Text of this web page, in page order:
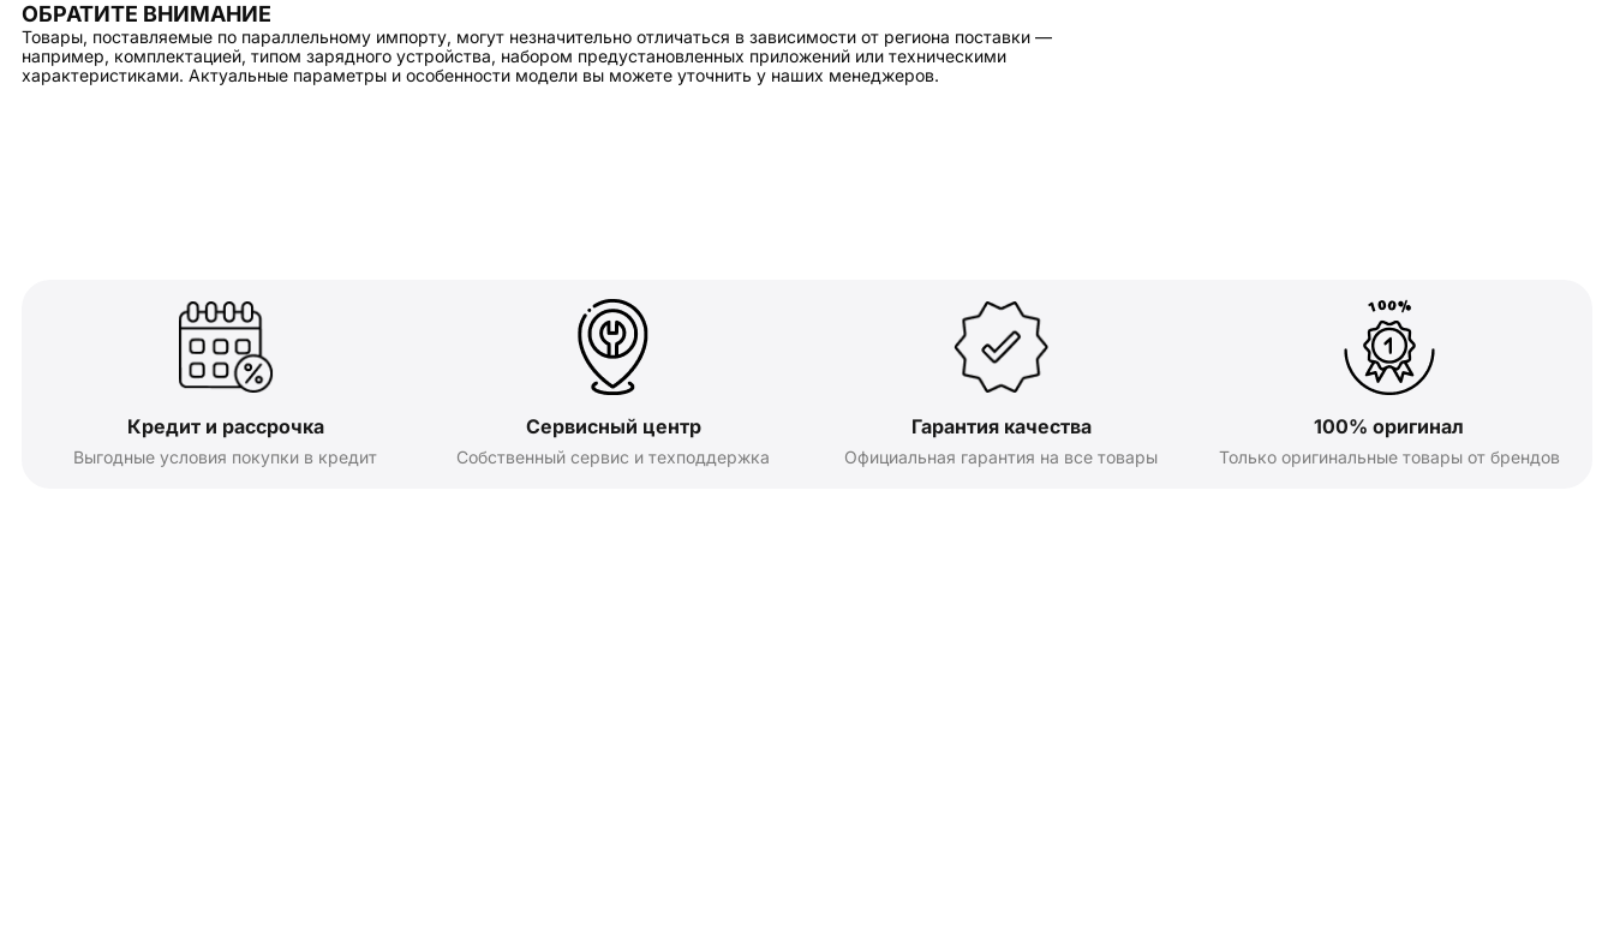
ОБРАТИТЕ ВНИМАНИЕ
Товары, поставляемые по параллельному импорту, могут незначительно отличаться в зависимости от региона поставки —
например, комплектацией, типом зарядного устройства, набором предустановленных приложений или техническими
характеристиками. Актуальные параметры и особенности модели вы можете уточнить у наших менеджеров.
Кредит и рассрочка
Выгодные условия покупки в кредит
Сервисный центр
Собственный сервис и техподдержка
Гарантия качества
Официальная гарантия на все товары
100% оригинал
Только оригинальные товары от брендов